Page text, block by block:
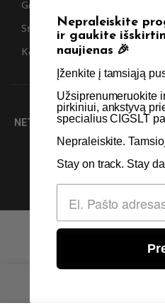
Grąžinimas
Straipsniai
Kontaktai
SKIRTA TIK SUAUGUSIEMS
NETURĖTUMĖTE NAUDOTI ŠIŲ
© 2026 Visos teisės
Nepraleiskite progos!
ir gaukite išskirtinius
naujienas 🎉
Įženkite į tamsiąją pusę 🖤 ​
Užsiprenumeruokite ir
pirkiniui, ankstyvą prieigą
specialius CIGSLT
Nepraleiskite. Tamsioji
Stay on track. Stay dark.